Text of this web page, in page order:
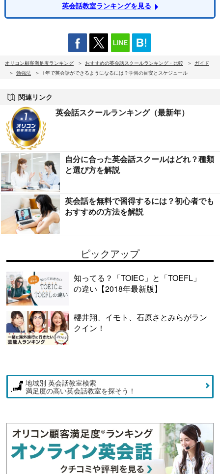
英会話教室ランキングを見る
オリコン顧客満足度ランキング おすすめの英会話スクールランキング・比較
ガイド
勉強法
1年で英会話ができるようになるには？学習の目安とスケジュール
関連リンク
英会話スクールランキング（最新年）
自分に合った英会話スクールはどれ？種類
と選び方を解説
英会話を無料で習得するには？初心者でも
おすすめの方法を解説
ピックアップ
知ってる？「TOIEC」と「TOEFL」
の違い【2018年最新版】
櫻井翔、イモト、石原さとみらがラン
クイン！
地域別 英会話教室検索
満足度の高い英会話教室を探そう！